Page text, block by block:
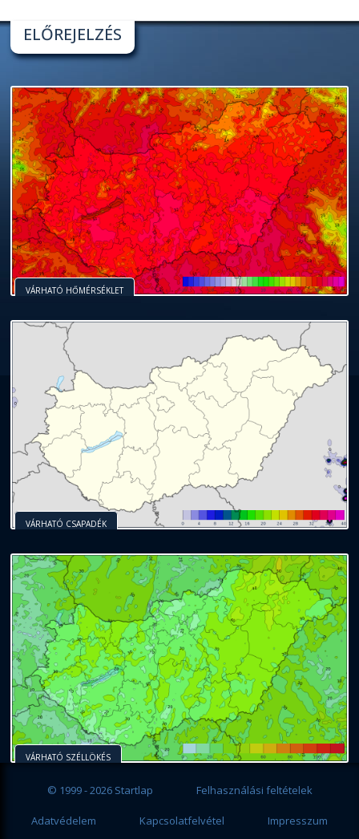
ELŐREJELZÉS
VÁRHATÓ HŐMÉRSÉKLET
VÁRHATÓ CSAPADÉK
VÁRHATÓ SZÉLLÖKÉS
© 1999 - 2026 Startlap Felhasználási feltételek
Adatvédelem Kapcsolatfelvétel Impresszum